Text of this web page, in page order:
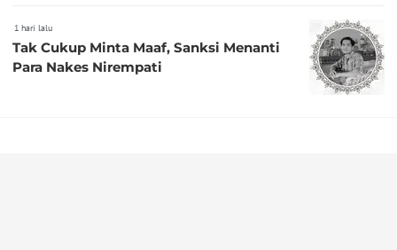
1 hari lalu
Tak Cukup Minta Maaf, Sanksi Menanti
Para Nakes Nirempati